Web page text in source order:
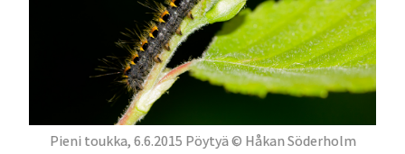
Pieni toukka, 6.6.2015 Pöytyä © Håkan Söderholm